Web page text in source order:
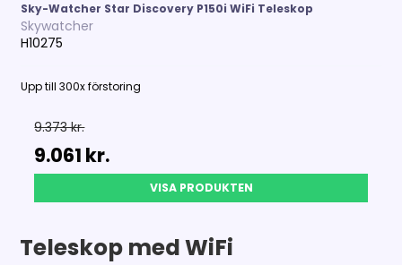
Sky-Watcher Star Discovery P150i WiFi Teleskop
Skywatcher
H10275
Upp till 300x förstoring
9.373 kr.
9.061 kr.
VISA PRODUKTEN
Teleskop med WiFi